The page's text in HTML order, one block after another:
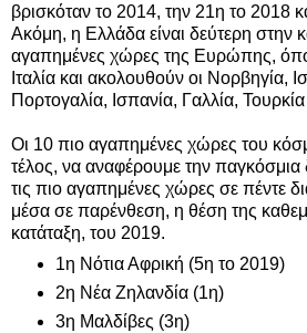
βρισκόταν το 2014, την 21η το 2018
Ακόμη, η Ελλάδα είναι δεύτερη στην
αγαπημένες χώρες της Ευρώπης,
Ιταλία και ακολουθούν οι Νορβηγία,
Πορτογαλία, Ισπανία, Γαλλία,
Οι 10 πιο αγαπημένες χώρες του
τέλος, να αναφέρουμε την
τις πιο αγαπημένες χώρες σε πέντε
μέσα σε παρένθεση, η θέση της
κατάταξη, του 2019.
1η Νότια Αφρική (5η το 2019)
2η Νέα Ζηλανδία (1η)
3η Μαλδίβες (3η)